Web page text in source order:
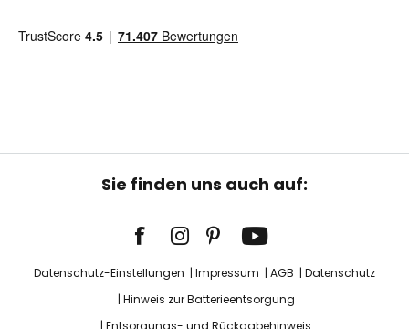
Sie finden uns auch auf:
Datenschutz-Einstellungen Impressum AGB
Datenschutz
Hinweis zur Batterieentsorgung
Entsorgungs- und Rückgabehinweis